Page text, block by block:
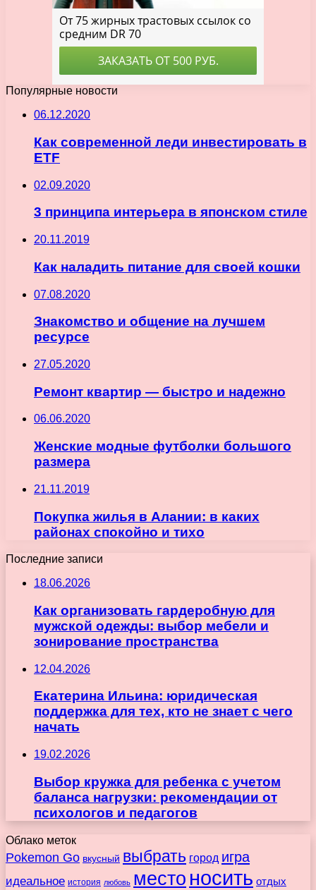
Популярные новости
06.12.2020
Как современной леди инвестировать в
ETF
02.09.2020
3 принципа интерьера в японском стиле
20.11.2019
Как наладить питание для своей кошки
07.08.2020
Знакомство и общение на лучшем
ресурсе
27.05.2020
Ремонт квартир — быстро и надежно
06.06.2020
Женские модные футболки большого
размера
21.11.2019
Покупка жилья в Алании: в каких
районах спокойно и тихо
Последние записи
18.06.2026
Как организовать гардеробную для
мужской одежды: выбор мебели и
зонирование пространства
12.04.2026
Екатерина Ильина: юридическая
поддержка для тех, кто не знает с чего
начать
19.02.2026
Выбор кружка для ребенка с учетом
баланса нагрузки: рекомендации от
психологов и педагогов
Облако меток
Pokemon Go вкусный выбрать город игра
идеальное история любовь место носить отдых